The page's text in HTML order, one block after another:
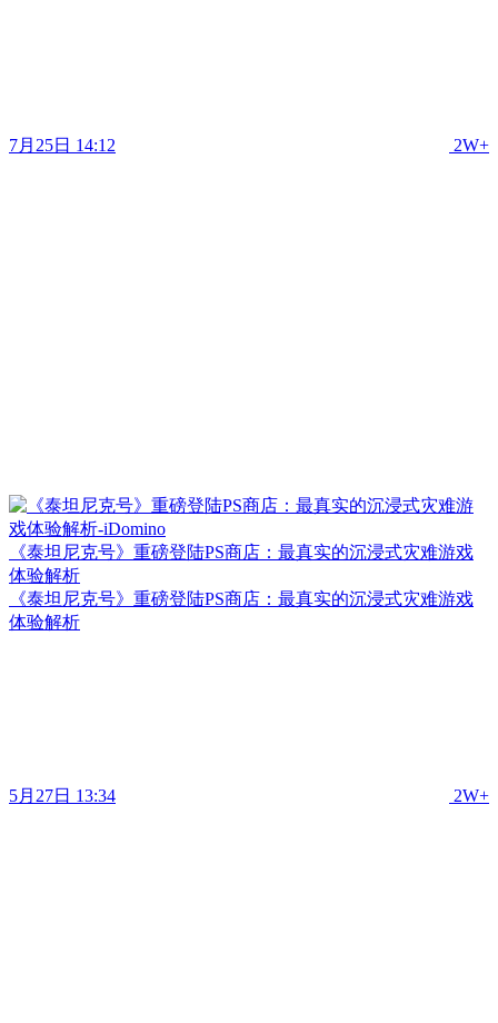
7月25日 14:12 2W+
《泰坦尼克号》重磅登陆PS商店：最真实的沉浸式灾难游戏
体验解析
《泰坦尼克号》重磅登陆PS商店：最真实的沉浸式灾难游戏
体验解析
5月27日 13:34 2W+